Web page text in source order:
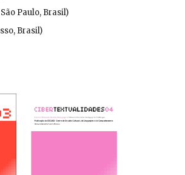
Paulo, Brasil)
Brasil)